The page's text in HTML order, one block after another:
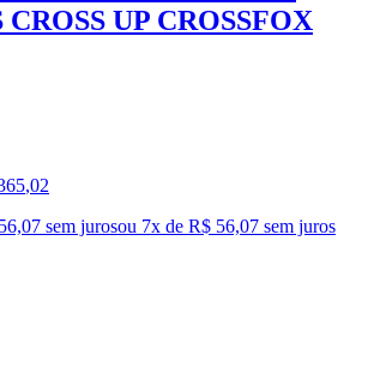
UP CROSSFOX
,02
sem jurosou 7x de R$ 56,07 sem juros